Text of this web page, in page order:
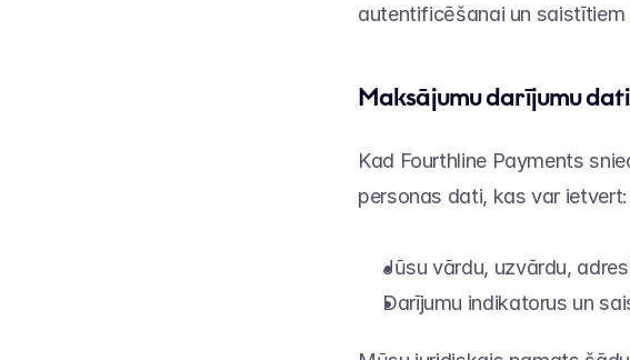
autentificēšanai un saistītiem
Maksājumu darījumu dati
Kad Fourthline Payments
personas dati, kas var ietvert:
Jūsu vārdu, uzvārdu,
Darījumu indikatorus un